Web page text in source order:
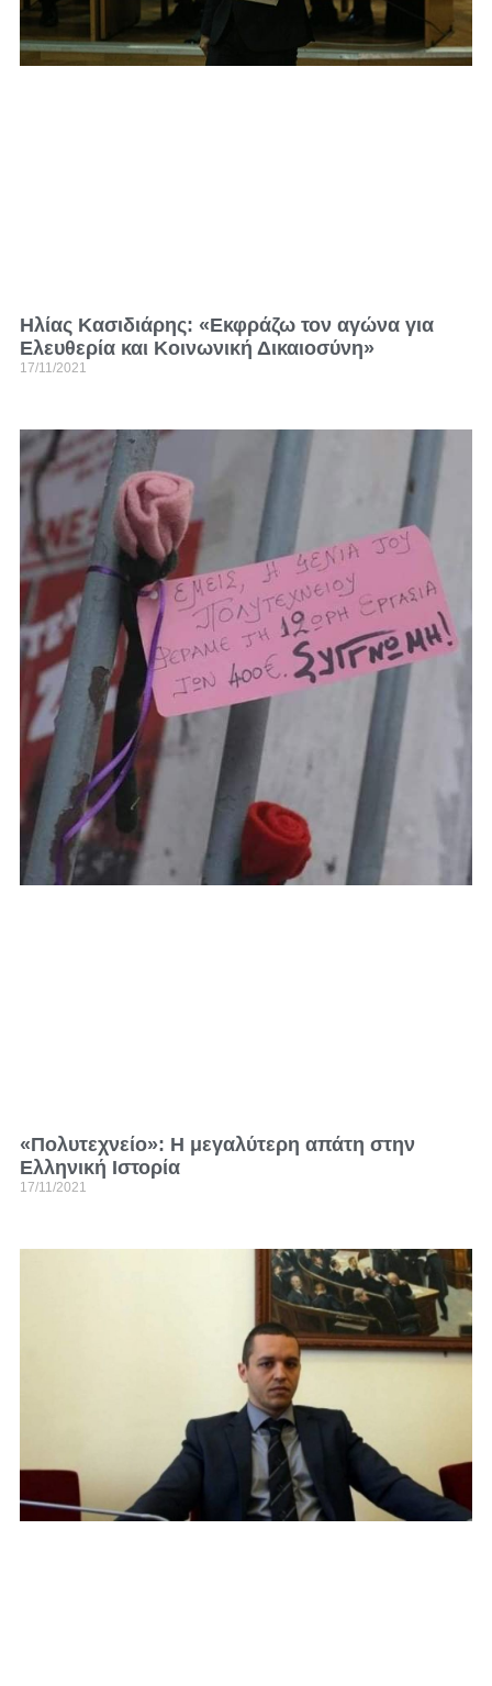
Ηλίας Κασιδιάρης: «Εκφράζω τον αγώνα για
Ελευθερία και Κοινωνική Δικαιοσύνη»
17/11/2021
«Πολυτεχνείο»: Η μεγαλύτερη απάτη στην
Ελληνική Ιστορία
17/11/2021